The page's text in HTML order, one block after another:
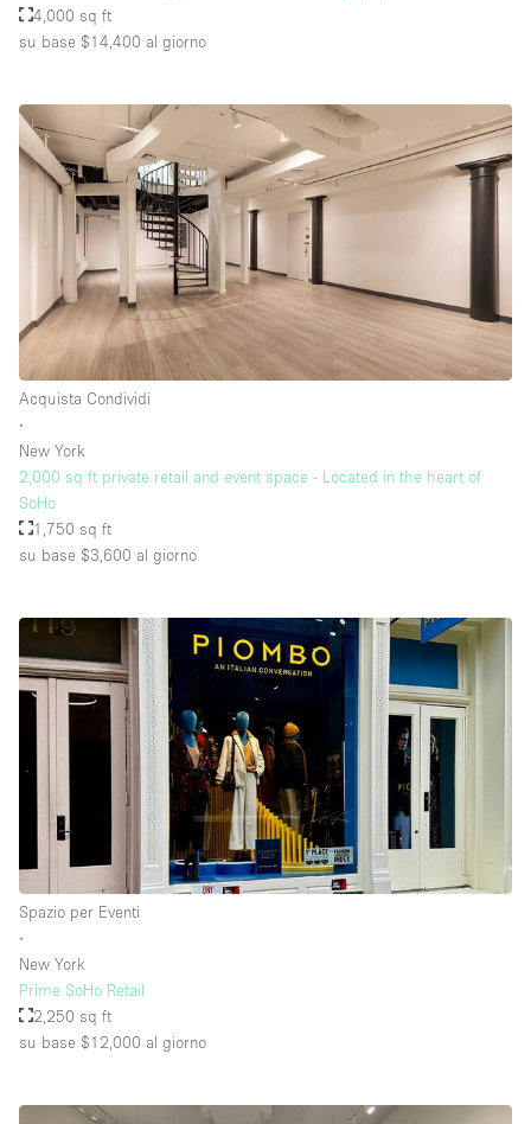
4,000 sq ft
su base $14,400 al giorno
Acquista Condividi
∙
New York
2,000 sq ft private retail and event space - Located in the heart of
SoHo
1,750 sq ft
su base $3,600 al giorno
Spazio per Eventi
∙
New York
Prime SoHo Retail
2,250 sq ft
su base $12,000 al giorno